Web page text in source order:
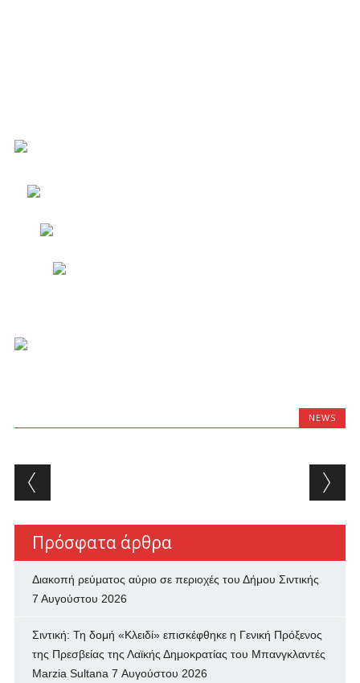
NEWS
Post navigation
Πρόσφατα άρθρα
Διακοπή ρεύματος αύριο σε περιοχές του Δήμου Σιντικής
7 Αυγούστου 2026
Σιντική: Τη δομή «Κλειδί» επισκέφθηκε η Γενική Πρόξενος
της Πρεσβείας της Λαϊκής Δημοκρατίας του Μπανγκλαντές
Marzia Sultana 7 Αυγούστου 2026